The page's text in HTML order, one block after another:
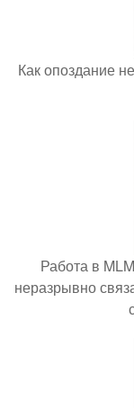
Как опоздание
Работа в
неразрывно